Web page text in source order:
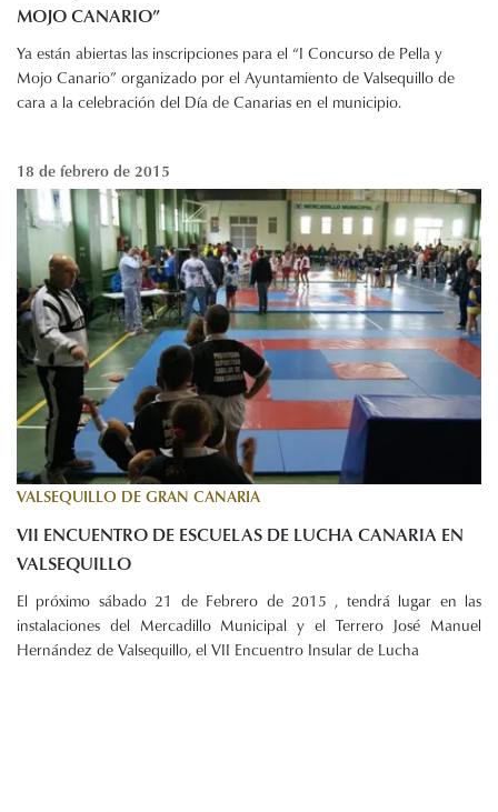
MOJO CANARIO”
Ya están abiertas las inscripciones para el “I Concurso de Pella y
Mojo Canario” organizado por el Ayuntamiento de Valsequillo de
cara a la celebración del Día de Canarias en el municipio.
18 de febrero de 2015
VALSEQUILLO DE GRAN CANARIA
VII ENCUENTRO DE ESCUELAS DE LUCHA CANARIA EN
VALSEQUILLO
El próximo sábado 21 de Febrero de 2015 , tendrá lugar en las
instalaciones del Mercadillo Municipal y el Terrero José Manuel
Hernández de Valsequillo, el VII Encuentro Insular de Lucha